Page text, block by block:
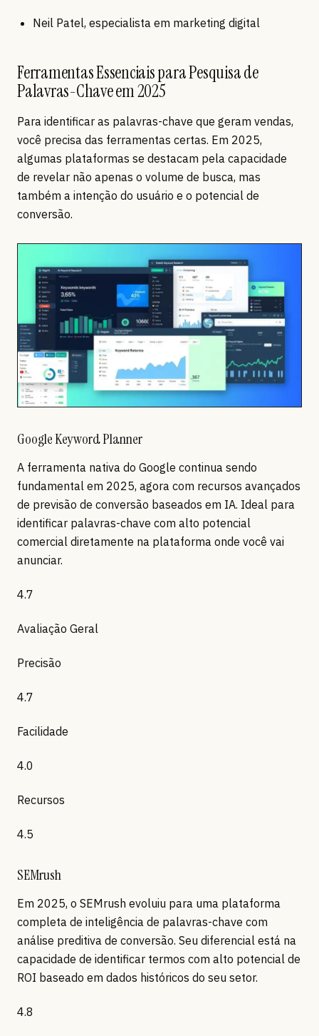
Neil Patel, especialista em marketing digital
Ferramentas Essenciais para Pesquisa de
Palavras-Chave em 2025
Para identificar as palavras-chave que geram vendas,
você precisa das ferramentas certas. Em 2025,
algumas plataformas se destacam pela capacidade
de revelar não apenas o volume de busca, mas
também a intenção do usuário e o potencial de
conversão.
Google Keyword Planner
A ferramenta nativa do Google continua sendo
fundamental em 2025, agora com recursos avançados
de previsão de conversão baseados em IA. Ideal para
identificar palavras-chave com alto potencial
comercial diretamente na plataforma onde você vai
anunciar.
4.7
Avaliação Geral
Precisão
4.7
Facilidade
4.0
Recursos
4.5
SEMrush
Em 2025, o SEMrush evoluiu para uma plataforma
completa de inteligência de palavras-chave com
análise preditiva de conversão. Seu diferencial está na
capacidade de identificar termos com alto potencial de
ROI baseado em dados históricos do seu setor.
4.8